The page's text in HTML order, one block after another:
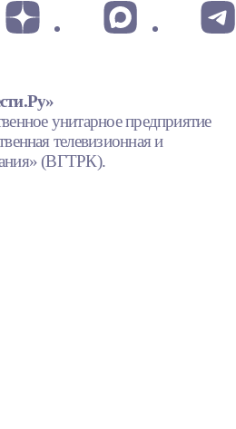
унитарное предприятие
телевизионная и
(ВГТРК).